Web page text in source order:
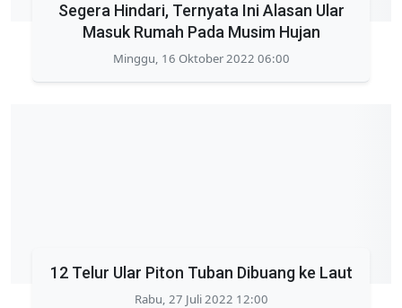
Segera Hindari, Ternyata Ini Alasan Ular
Masuk Rumah Pada Musim Hujan
Minggu, 16 Oktober 2022 06:00
12 Telur Ular Piton Tuban Dibuang ke Laut
Rabu, 27 Juli 2022 12:00